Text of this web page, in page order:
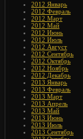
2012 Январь
2012 Февраль
2012 Март
2012 Май
2012 Июнь
2012 Июль
2012 Август
2012 Сентябрь
2012 Октябрь
2012 Ноябрь
2012 Декабрь
2013 Январь
2013 Февраль
2013 Март
2013 Апрель
2013 Май
2013 Июнь
2013 Июль
2013 Сентябрь